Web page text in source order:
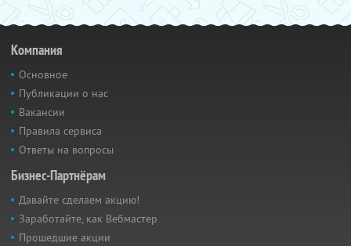
Компания
Основное
Публикации о нас
Вакансии
Правила сервиса
Ответы на вопросы
Бизнес-Партнёрам
Давайте сделаем акцию!
Заработайте, как Вебмастер
Прошедшие акции